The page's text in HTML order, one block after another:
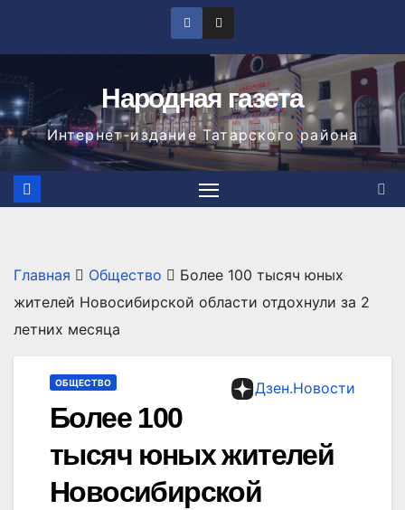
Народная газета
Интернет-издание Татарского района
Главная Общество
Более 100 тысяч юных
жителей Новосибирской области отдохнули за 2
летних месяца
Дзен.Новости
ОБЩЕСТВО
Более 100
тысяч юных жителей
Новосибирской